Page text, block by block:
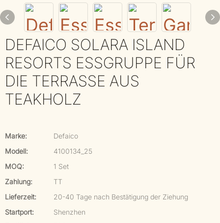
DEFAICO SOLARA ISLAND
RESORTS ESSGRUPPE FÜR
DIE TERRASSE AUS
TEAKHOLZ
Marke:
Defaico
Modell:
4100134_25
MOQ:
1 Set
Zahlung:
TT
Lieferzeit:
20-40 Tage nach Bestätigung der Ziehung
Startport:
Shenzhen